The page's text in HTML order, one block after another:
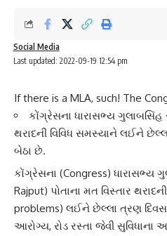
Last updated: 2022-09-19 12:54 pm
Social Media
If there is a MLA, such! The
કોંગ્રેસના ધારાસભ્ય ગુલાબસિંહ
થરાદની વિવિધ સમસ્યાને લઈને
બેઠા છે.
કોંગ્રેસના (Congress) ધારાસભ્ય
Rajput) પોતાના મત વિસ્તાર
problems) લઈને છેલ્લા ત્રણ
આરોગ્ય, રોડ રસ્તા જેવી સુવિધાના